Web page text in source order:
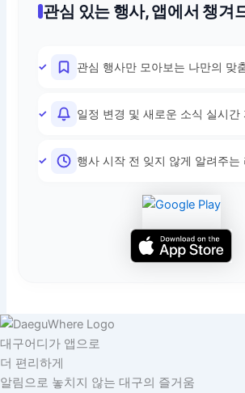
관심 있는 행사, 앱에서 챙겨
관심 행사만 모아보는 나만의 맞
일정 변경 및 새로운 소식 실시간
행사 시작 전 잊지 않게 알려주는
대구어디가 앱으로
더 편리하게
알림으로 놓치지 않는 대구의 즐거움